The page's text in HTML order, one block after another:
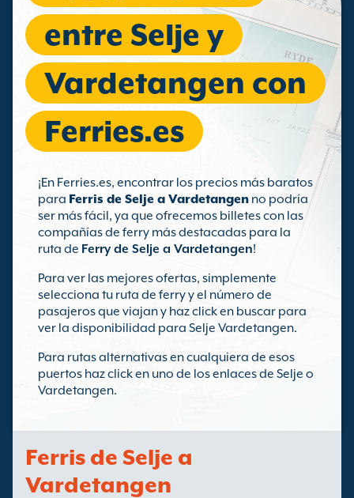
entre Selje y
Vardetangen con
Ferries.es
¡En Ferries.es, encontrar los precios más baratos
para Ferris de Selje a Vardetangen no podría
ser más fácil, ya que ofrecemos billetes con las
compañías de ferry más destacadas para la
ruta de Ferry de Selje a Vardetangen!
Para ver las mejores ofertas, simplemente
selecciona tu ruta de ferry y el número de
pasajeros que viajan y haz click en buscar para
ver la disponibilidad para Selje Vardetangen.
Para rutas alternativas en cualquiera de esos
puertos haz click en uno de los enlaces de Selje o
Vardetangen.
Ferris de Selje a
Vardetangen